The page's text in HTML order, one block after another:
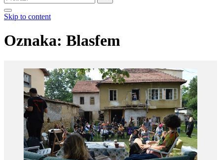
Skip to content
Oznaka: Blasfem